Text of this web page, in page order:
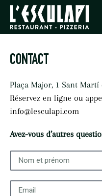
CONTACT
Plaça Major, 1 Sant Martí
Réservez en ligne ou
info@lesculapi.com
Avez-vous d’autres